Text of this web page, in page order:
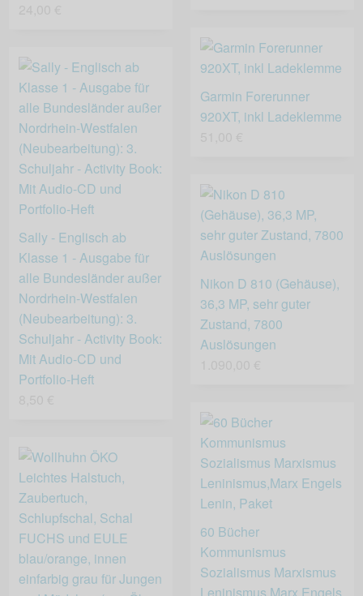
Garmin Forerunner
920XT, inkl Ladeklemme
Sally - Englisch ab
Klasse 1 - Ausgabe für
alle Bundesländer außer
Nordrhein-Westfalen
(Neubearbeitung): 3.
Schuljahr - Activity Book:
Mit Audio-CD und
Portfolio-Heft
Nikon D 810 (Gehäuse),
36,3 MP, sehr guter
Zustand, 7800
Auslösungen
60 Bücher
Kommunismus
Sozialismus Marxismus